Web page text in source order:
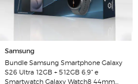
Samsung
Bundle Samsung Smartphone Galaxy
S26 Ultra 12GB + 512GB 6,9" e
Smartwatch Galaxy Watch8 44mm